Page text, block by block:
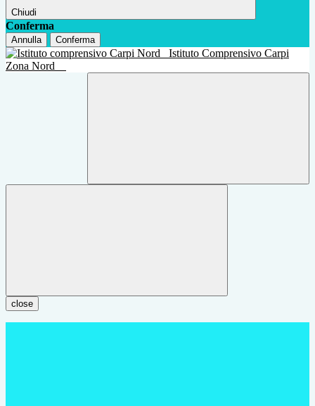
Chiudi
Conferma
Annulla Conferma
Istituto Comprensivo Carpi
Zona Nord
close